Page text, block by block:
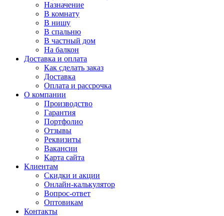
Назначение
В комнату
В нишу
В спальню
В частный дом
На балкон
Доставка и оплата
Как сделать заказ
Доставка
Оплата и рассрочка
О компании
Производство
Гарантия
Портфолио
Отзывы
Реквизиты
Вакансии
Карта сайта
Клиентам
Скидки и акции
Онлайн-калькулятор
Вопрос-ответ
Оптовикам
Контакты